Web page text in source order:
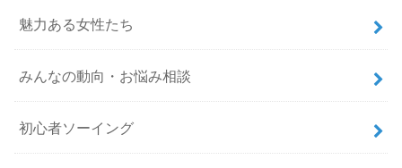
魅力ある女性たち
みんなの動向・お悩み相談
初心者ソーイング